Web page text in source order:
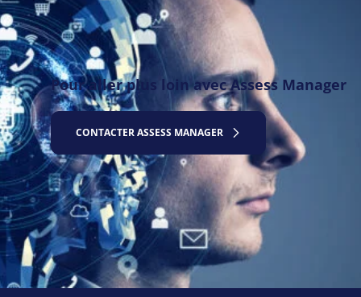
Pour aller plus loin avec Assess Manager
CONTACTER ASSESS MANAGER